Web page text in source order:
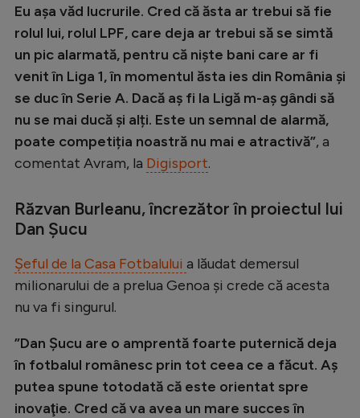
JO 2024
JO 2026
Intră în cont
Eu așa văd lucrurile. Cred că ăsta ar trebui să fie
rolul lui, rolul LPF, care deja ar trebui să se simtă
un pic alarmată, pentru că niște bani care ar fi
venit în Liga 1, în momentul ăsta ies din România și
se duc în Serie A. Dacă aș fi la Ligă m-aș gândi să
nu se mai ducă și alți. Este un semnal de alarmă,
poate competiția noastră nu mai e atractivă”, a
comentat Avram, la Digisport.
Răzvan Burleanu, încrezător în proiectul lui
Dan Șucu
Șeful de la Casa Fotbalului a lăudat demersul
milionarului de a prelua Genoa și crede că acesta
nu va fi singurul.
”Dan Şucu are o amprentă foarte puternică deja
în fotbalul românesc prin tot ceea ce a făcut. Aş
putea spune totodată că este orientat spre
inovaţie. Cred că va avea un mare succes în